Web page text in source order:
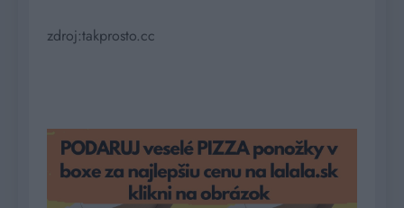
zdroj:takprosto.cc